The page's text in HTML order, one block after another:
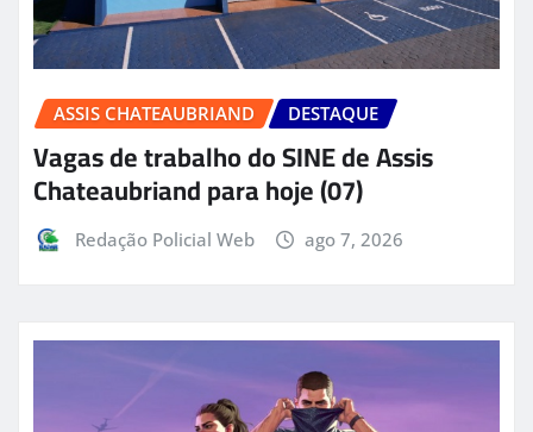
ASSIS CHATEAUBRIAND DESTAQUE
Vagas de trabalho do SINE de Assis
Chateaubriand para hoje (07)
Redação Policial Web ago 7, 2026